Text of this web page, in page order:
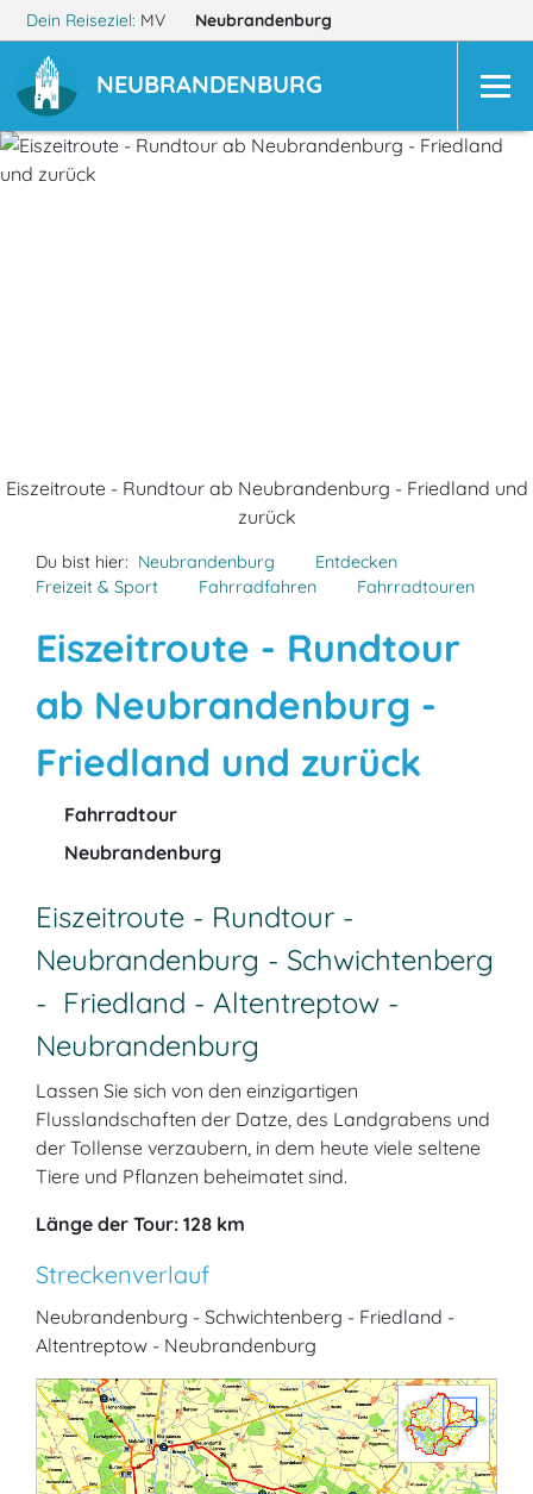
Dein Reiseziel: MV Neubrandenburg
NEUBRANDENBURG
Eiszeitroute - Rundtour ab Neubrandenburg - Friedland und
zurück
Du bist hier: Neubrandenburg
Entdecken
Freizeit & Sport
Fahrradfahren Fahrradtouren
Eiszeitroute - Rundtour
ab Neubrandenburg -
Friedland und zurück
Fahrradtour
Neubrandenburg
Eiszeitroute - Rundtour -
Neubrandenburg - Schwichtenberg
- Friedland - Altentreptow -
Neubrandenburg
Lassen Sie sich von den einzigartigen
Flusslandschaften der Datze, des Landgrabens und
der Tollense verzaubern, in dem heute viele seltene
Tiere und Pflanzen beheimatet sind.
Länge der Tour: 128 km
Streckenverlauf
Neubrandenburg - Schwichtenberg - Friedland -
Altentreptow - Neubrandenburg